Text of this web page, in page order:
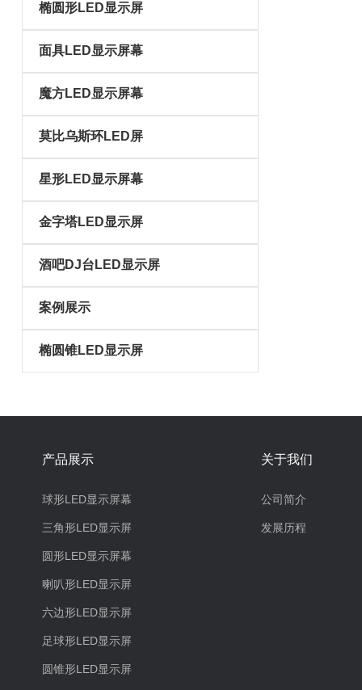
椭圆形LED显示屏
面具LED显示屏幕
魔方LED显示屏幕
莫比乌斯环LED屏
星形LED显示屏幕
金字塔LED显示屏
酒吧DJ台LED显示屏
案例展示
椭圆锥LED显示屏
产品展示
球形LED显示屏幕
三角形LED显示屏
圆形LED显示屏幕
喇叭形LED显示屏
六边形LED显示屏
足球形LED显示屏
圆锥形LED显示屏
关于我们
公司简介
发展历程